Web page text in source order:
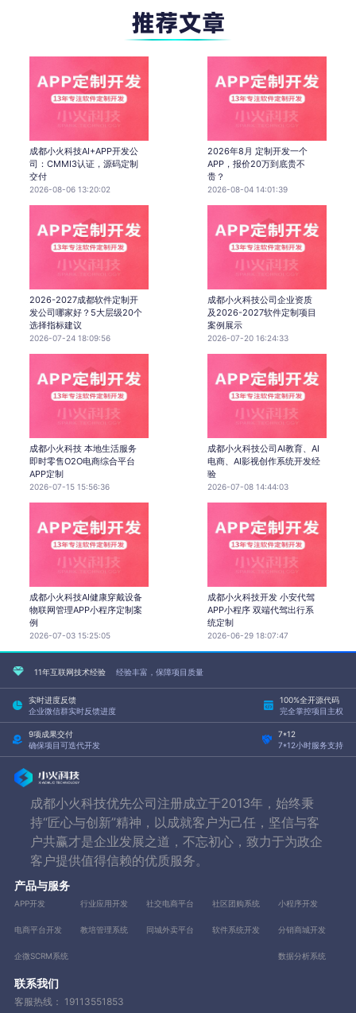
成都小火科技AI+APP开发公
司：CMMI3认证，源码定制
交付
2026-08-06 13:20:02
2026年8月 定制开发一个
APP，报价20万到底贵不
贵？
2026-08-04 14:01:39
2026-2027成都软件定制开
发公司哪家好？5大层级20个
选择指标建议
2026-07-24 18:09:56
成都小火科技公司企业资质
及2026-2027软件定制项目
案例展示
2026-07-20 16:24:33
成都小火科技 本地生活服务
即时零售O2O电商综合平台
APP定制
2026-07-15 15:56:36
成都小火科技公司AI教育、AI
电商、AI影视创作系统开发经
验
2026-07-08 14:44:03
成都小火科技AI健康穿戴设备
物联网管理APP小程序定制案
例
2026-07-03 15:25:05
成都小火科技开发 小安代驾
APP小程序 双端代驾出行系
统定制
2026-06-29 18:07:47
11年互联网技术经验 经验丰富，保障项目质量
实时进度反馈
企业微信群实时反馈进度
100%全开源代码
完全掌控项目主权
9项成果交付
确保项目可迭代开发
7*12
7*12小时服务支持
成都小火科技优先公司注册成立于2013年，始终秉
持“匠心与创新”精神，以成就客户为己任，坚信与客
户共赢才是企业发展之道，不忘初心，致力于为政企
客户提供值得信赖的优质服务。
产品与服务
APP开发 行业应用开发 社交电商平台 社区团购系统 小程序开发
电商平台开发 教培管理系统 同城外卖平台 软件系统开发 分销商城开发
企微SCRM系统 数据分析系统
联系我们
客服热线： 19113551853